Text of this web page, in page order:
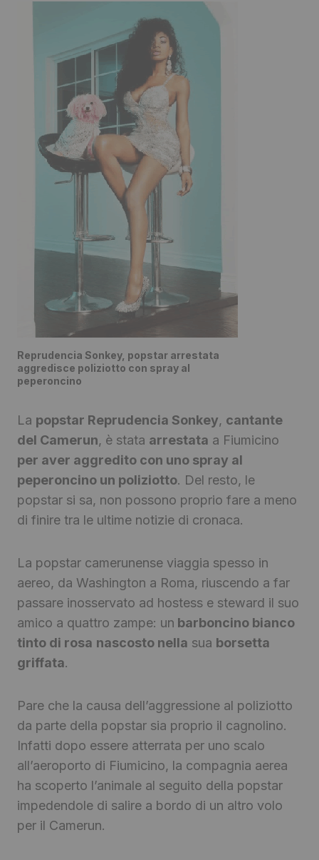
Reprudencia Sonkey, popstar arrestata
aggredisce poliziotto con spray al
peperoncino
La popstar Reprudencia Sonkey, cantante
del Camerun, è stata arrestata a Fiumicino
per aver aggredito con uno spray al
peperoncino un poliziotto. Del resto, le
popstar si sa, non possono proprio fare a meno
di finire tra le ultime notizie di cronaca.
La popstar camerunense viaggia spesso in
aereo, da Washington a Roma, riuscendo a far
passare inosservato ad hostess e steward il suo
amico a quattro zampe: un barboncino bianco
tinto di rosa nascosto nella sua borsetta
griffata.
Pare che la causa dell’aggressione al poliziotto
da parte della popstar sia proprio il cagnolino.
Infatti dopo essere atterrata per uno scalo
all’aeroporto di Fiumicino, la compagnia aerea
ha scoperto l’animale al seguito della popstar
impedendole di salire a bordo di un altro volo
per il Camerun.